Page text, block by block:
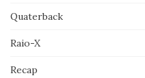
Quaterback
Raio-X
Recap